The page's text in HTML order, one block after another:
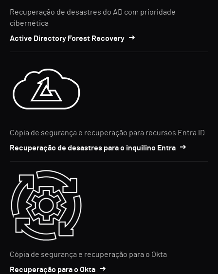
Recuperação de desastres do AD com prioridade
cibernética
Active Directory Forest Recovery
Cópia de segurança e recuperação para recursos Entra ID
Recuperação de desastres para o inquilino Entra
Cópia de segurança e recuperação para o Okta
Recuperação para o Okta